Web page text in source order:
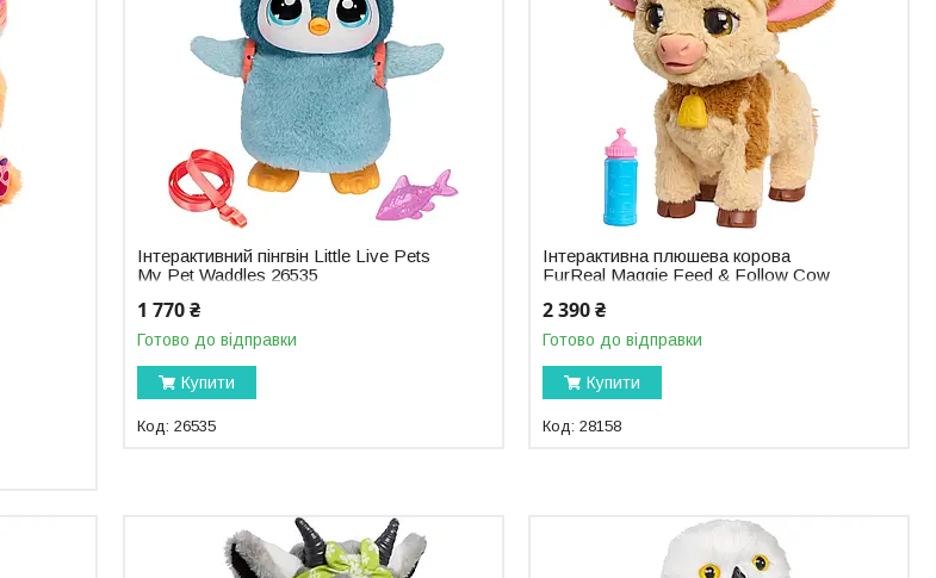
​​​​​​​Інтерактивний пінгвін Little Live Pets
My Pet Waddles 26535
1 770 ₴
Готово до відправки
Купити
26535
Інтерактивна плюшева корова
FurReal Maggie Feed & Follow Cow
2 390 ₴
Готово до відправки
Купити
28158